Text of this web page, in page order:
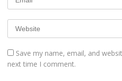
Save my name, email, and
next time I comment.